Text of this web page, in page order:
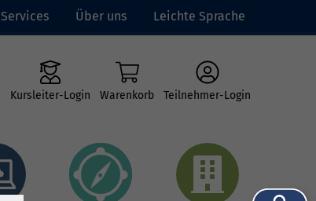
Services Über uns Leichte Sprache
Kursleiter-Login Warenkorb Teilnehmer-Login